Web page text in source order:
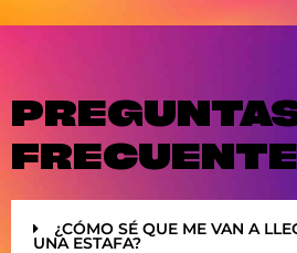
¿CÓMO SÉ QUE ME VAN A
UNA ESTAFA?